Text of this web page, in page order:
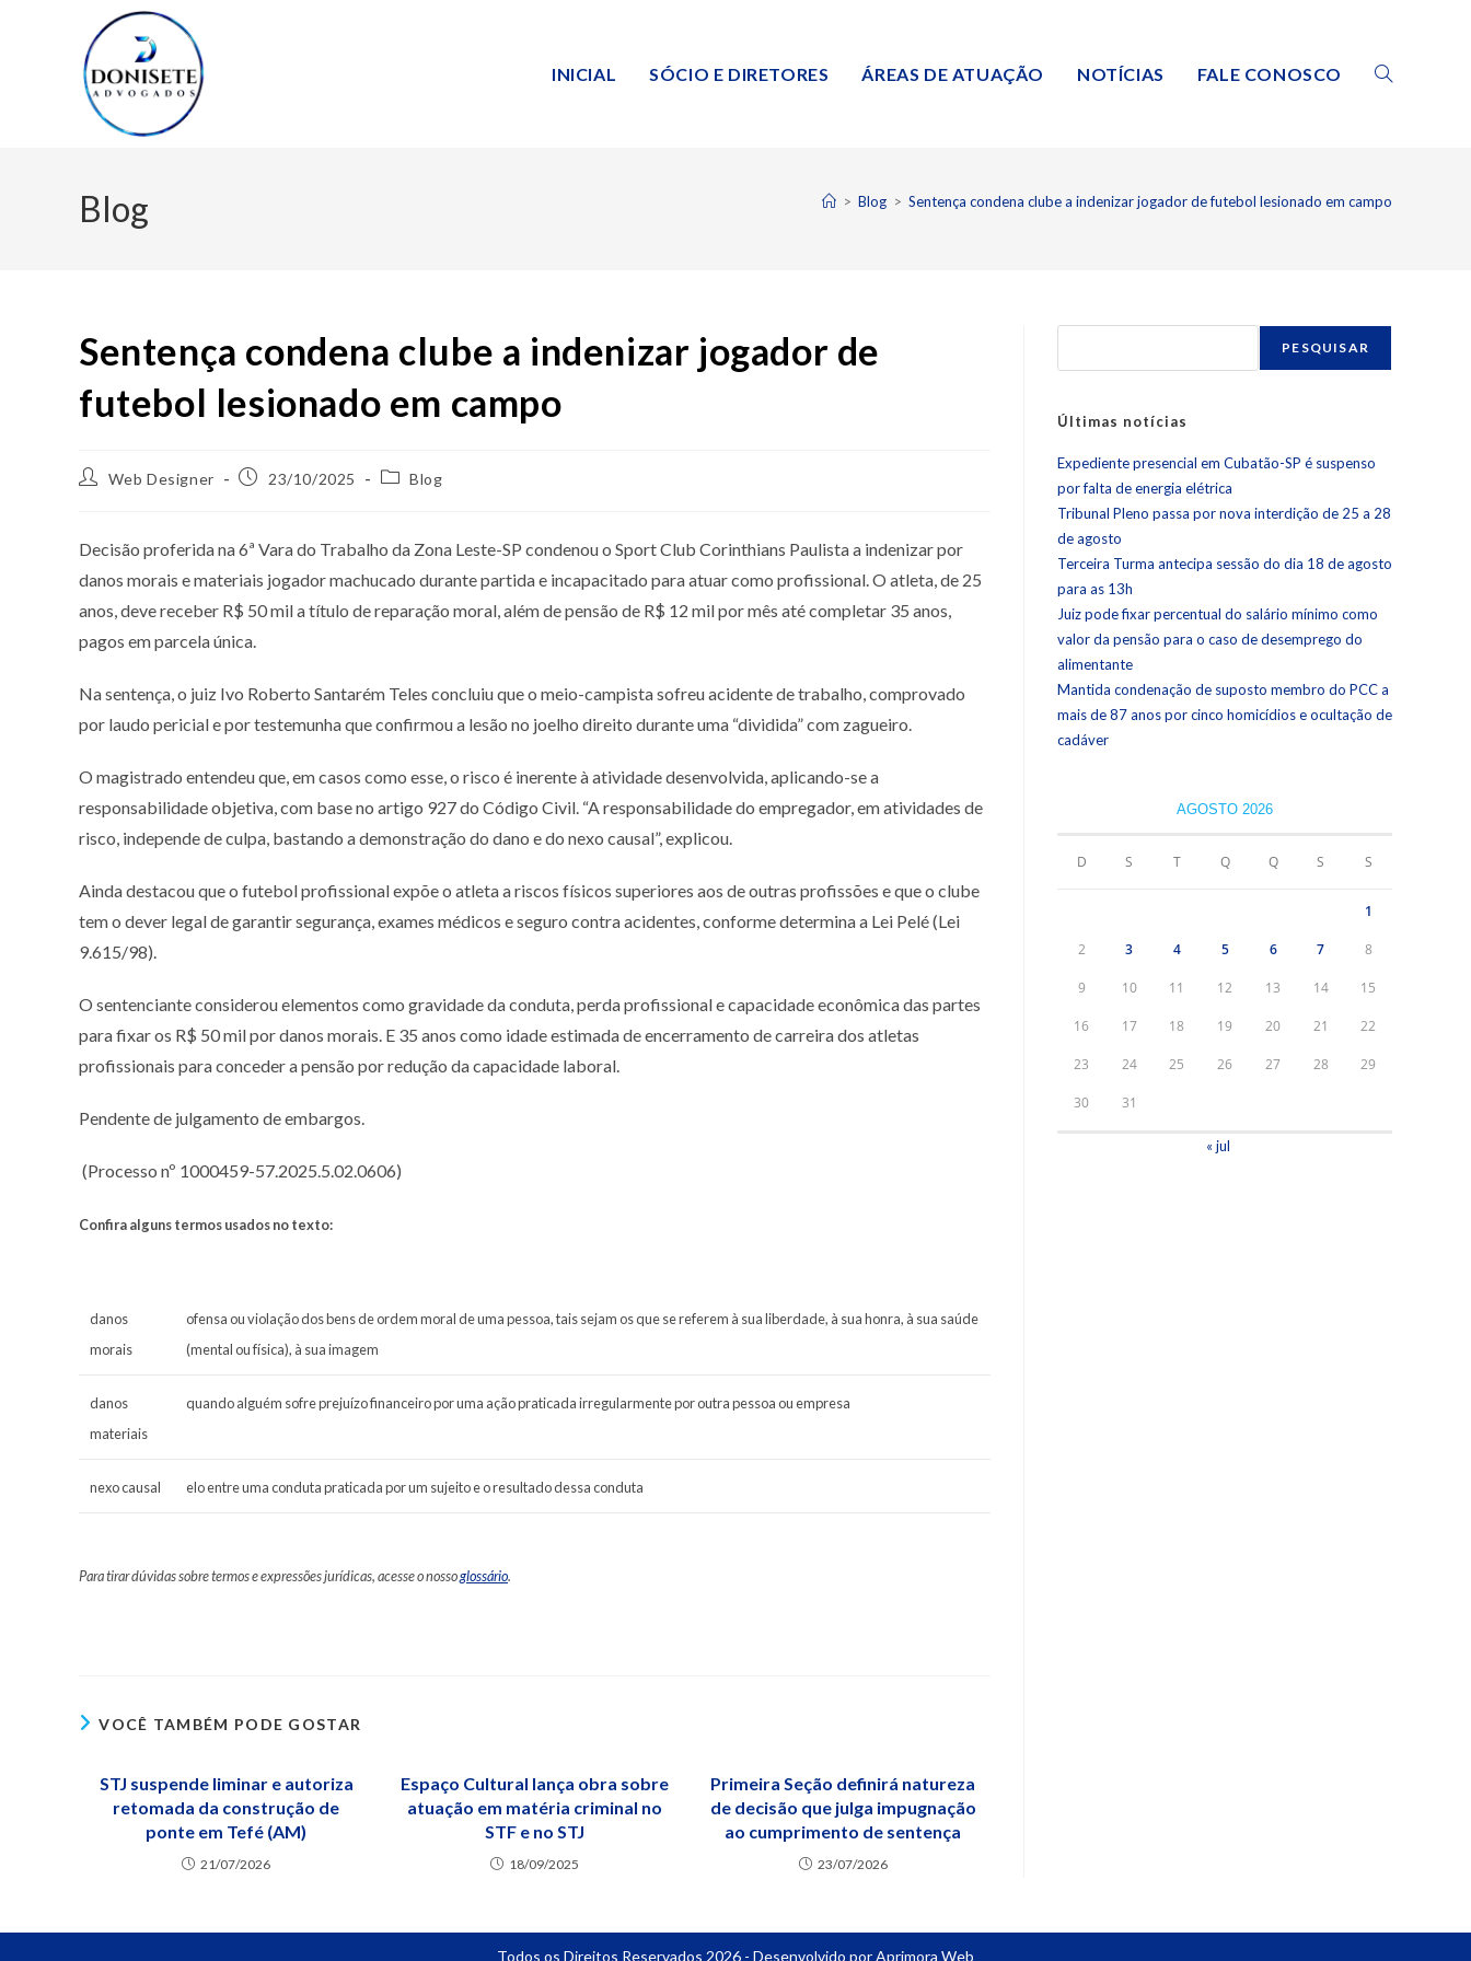
INICIAL SÓCIO E DIRETORES ÁREAS DE ATUAÇÃO NOTÍCIAS FALE CONOSCO
Blog > Blog > Sentença condena clube a indenizar jogador de futebol lesionado em campo
Sentença condena clube a indenizar jogador de
futebol lesionado em campo
Web Designer 23/10/2025 Blog
Decisão proferida na 6ª Vara do Trabalho da Zona Leste-SP condenou o Sport Club Corinthians Paulista a indenizar por
danos morais e materiais jogador machucado durante partida e incapacitado para atuar como profissional. O atleta, de 25
anos, deve receber R$ 50 mil a título de reparação moral, além de pensão de R$ 12 mil por mês até completar 35 anos,
pagos em parcela única.
Na sentença, o juiz Ivo Roberto Santarém Teles concluiu que o meio-campista sofreu acidente de trabalho, comprovado
por laudo pericial e por testemunha que confirmou a lesão no joelho direito durante uma “dividida” com zagueiro.
O magistrado entendeu que, em casos como esse, o risco é inerente à atividade desenvolvida, aplicando-se a
responsabilidade objetiva, com base no artigo 927 do Código Civil. “A responsabilidade do empregador, em atividades de
risco, independe de culpa, bastando a demonstração do dano e do nexo causal”, explicou.
Ainda destacou que o futebol profissional expõe o atleta a riscos físicos superiores aos de outras profissões e que o clube
tem o dever legal de garantir segurança, exames médicos e seguro contra acidentes, conforme determina a Lei Pelé (Lei
9.615/98).
O sentenciante considerou elementos como gravidade da conduta, perda profissional e capacidade econômica das partes
para fixar os R$ 50 mil por danos morais. E 35 anos como idade estimada de encerramento de carreira dos atletas
profissionais para conceder a pensão por redução da capacidade laboral.
Pendente de julgamento de embargos.
(Processo nº 1000459-57.2025.5.02.0606)
Confira alguns termos usados no texto:
danos
morais
ofensa ou violação dos bens de ordem moral de uma pessoa, tais sejam os que se referem à sua liberdade, à sua honra, à sua saúde
(mental ou física), à sua imagem
danos
materiais
quando alguém sofre prejuízo financeiro por uma ação praticada irregularmente por outra pessoa ou empresa
nexo causal elo entre uma conduta praticada por um sujeito e o resultado dessa conduta
Para tirar dúvidas sobre termos e expressões jurídicas, acesse o nossoglossário.
VOCÊ TAMBÉM PODE GOSTAR
STJ suspende liminar e autoriza
retomada da construção de
ponte em Tefé (AM)
21/07/2026
Espaço Cultural lança obra sobre
atuação em matéria criminal no
STF e no STJ
18/09/2025
Primeira Seção definirá natureza
de decisão que julga impugnação
ao cumprimento de sentença
23/07/2026
PESQUISAR
Últimas notícias
Expediente presencial em Cubatão-SP é suspenso
por falta de energia elétrica
Tribunal Pleno passa por nova interdição de 25 a 28
de agosto
Terceira Turma antecipa sessão do dia 18 de agosto
para as 13h
Juiz pode fixar percentual do salário mínimo como
valor da pensão para o caso de desemprego do
alimentante
Mantida condenação de suposto membro do PCC a
mais de 87 anos por cinco homicídios e ocultação de
cadáver
AGOSTO 2026
D S T Q Q S S
1
2 3 4 5 6 7 8
9 10 11 12 13 14 15
16 17 18 19 20 21 22
23 24 25 26 27 28 29
30 31
« jul
Todos os Direitos Reservados 2026 - Desenvolvido por Aprimora Web